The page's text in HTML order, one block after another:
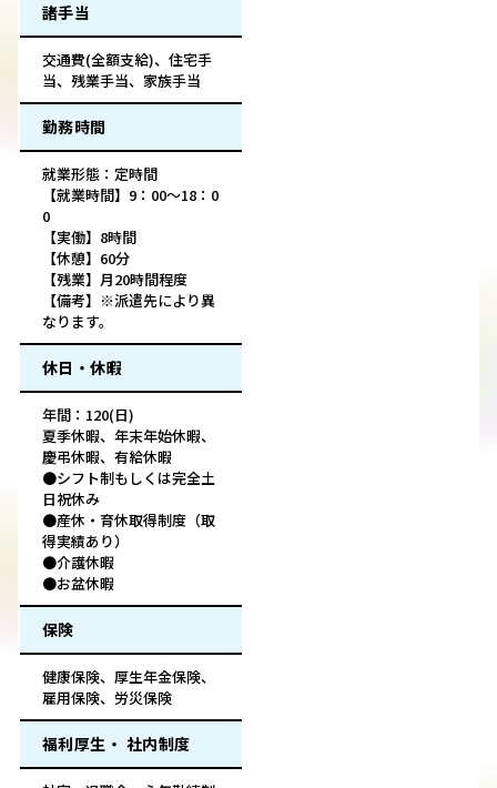
諸手当
交通費(全額支給)、住宅手
当、残業手当、家族手当
勤務時間
就業形態：定時間
【就業時間】9：00～18：0
0
【実働】8時間
【休憩】60分
【残業】月20時間程度
【備考】※派遣先により異
なります。
休日・休暇
年間：120(日)
夏季休暇、年末年始休暇、
慶弔休暇、有給休暇
●シフト制もしくは完全土
日祝休み
●産休・育休取得制度（取
得実績あり）
●介護休暇
●お盆休暇
保険
健康保険、厚生年金保険、
雇用保険、労災保険
福利厚生・ 社内制度